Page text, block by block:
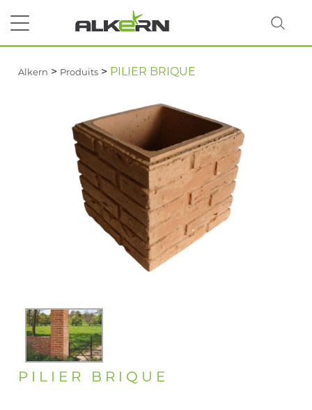
Alkern > Produits > PILIER BRIQUE
PILIER BRIQUE